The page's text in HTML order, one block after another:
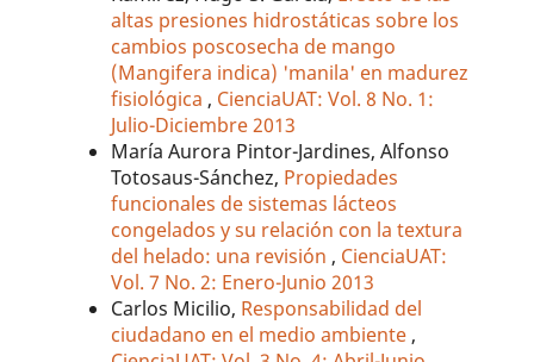
altas presiones hidrostáticas sobre los
cambios poscosecha de mango
(Mangifera indica) 'manila' en madurez
fisiológica , CienciaUAT: Vol. 8 No. 1:
Julio-Diciembre 2013
María Aurora Pintor-Jardines, Alfonso
Totosaus-Sánchez, Propiedades
funcionales de sistemas lácteos
congelados y su relación con la textura
del helado: una revisión , CienciaUAT:
Vol. 7 No. 2: Enero-Junio 2013
Carlos Micilio, Responsabilidad del
ciudadano en el medio ambiente ,